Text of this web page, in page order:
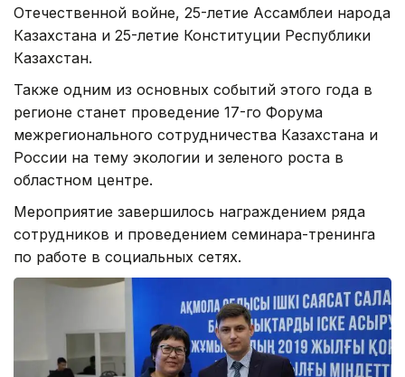
Отечественной войне, 25-летие Ассамблеи народа
Казахстана и 25-летие Конституции Республики
Казахстан.
Также одним из основных событий этого года в
регионе станет проведение 17-го Форума
межрегионального сотрудничества Казахстана и
России на тему экологии и зеленого роста в
областном центре.
Мероприятие завершилось награждением ряда
сотрудников и проведением семинара-тренинга
по работе в социальных сетях.